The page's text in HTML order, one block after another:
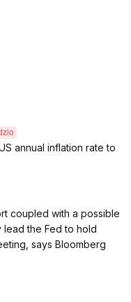
annual inflation rate to
coupled with a possible
the Fed to hold
says Bloomberg